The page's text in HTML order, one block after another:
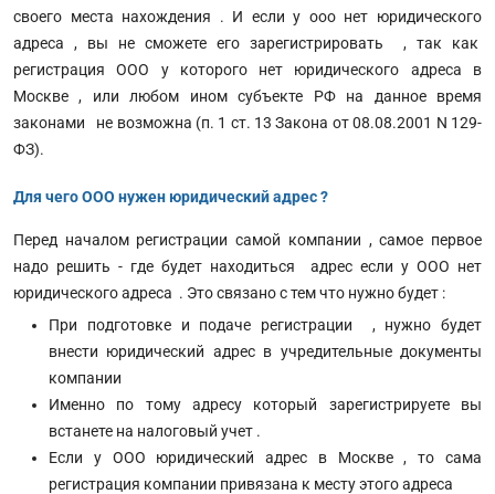
своего места нахождения . И если у ооо нет юридического
адреса , вы не сможете его зарегистрировать , так как
регистрация ООО у которого нет юридического адреса в
Москве , или любом ином субъекте РФ на данное время
законами не возможна (п. 1 ст. 13 Закона от 08.08.2001 N 129-
ФЗ).
Для чего ООО нужен юридический адрес ?
Перед началом регистрации самой компании , самое первое
надо решить - где будет находиться адрес если у ООО нет
юридического адреса . Это связано с тем что нужно будет :
При подготовке и подаче регистрации , нужно будет
внести юридический адрес в учредительные документы
компании
Именно по тому адресу который зарегистрируете вы
встанете на налоговый учет .
Если у ООО юридический адрес в Москве , то сама
регистрация компании привязана к месту этого адреса